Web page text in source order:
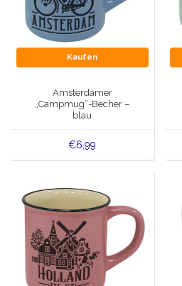
Kaufen
Amsterdamer
„Campmug“-Becher –
blau
€6,99